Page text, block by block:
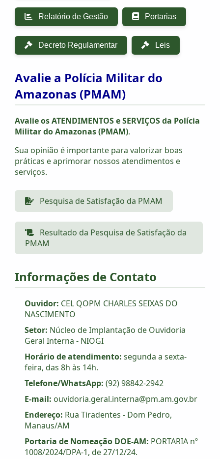
Relatório de Gestão Portarias
Decreto Regulamentar Leis
Avalie a Polícia Militar do
Amazonas (PMAM)
Avalie os ATENDIMENTOS e SERVIÇOS da Polícia
Militar do Amazonas (PMAM).
Sua opinião é importante para valorizar boas
práticas e aprimorar nossos atendimentos e
serviços.
Pesquisa de Satisfação da PMAM
Resultado da Pesquisa de Satisfação da
PMAM
Informações de Contato
Ouvidor: CEL QOPM CHARLES SEIXAS DO
NASCIMENTO
Setor: Núcleo de Implantação de Ouvidoria
Geral Interna - NIOGI
Horário de atendimento: segunda a sexta-
feira, das 8h às 14h.
Telefone/WhatsApp: (92) 98842-2942
E-mail: ouvidoria.geral.interna@pm.am.gov.br
Endereço: Rua Tiradentes - Dom Pedro,
Manaus/AM
Portaria de Nomeação DOE-AM: PORTARIA nº
1008/2024/DPA-1, de 27/12/24.